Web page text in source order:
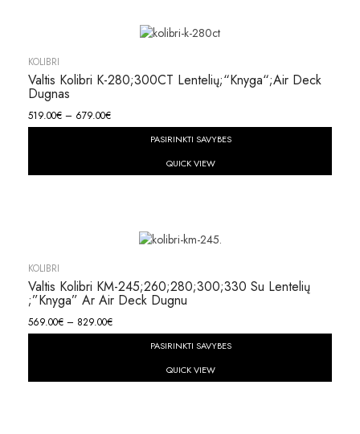
KOLIBRI
Valtis Kolibri K-280;300CT Lentelių;“knyga“;Air Deck
Dugnas
519.00€ – 679.00€
PASIRINKTI SAVYBES
QUICK VIEW
KOLIBRI
Valtis Kolibri KM-245;260;280;300;330 Su Lentelių
;”knyga” Ar Air Deck Dugnu
569.00€ – 829.00€
PASIRINKTI SAVYBES
QUICK VIEW